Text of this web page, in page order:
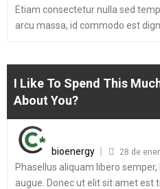
Etiam consectetur nulla sed
arcu massa, id commodo est
I Like To Spend This
About You?
bioenergy 28 de
Phasellus aliquam libero
augue. Donec ut elit sit amet est